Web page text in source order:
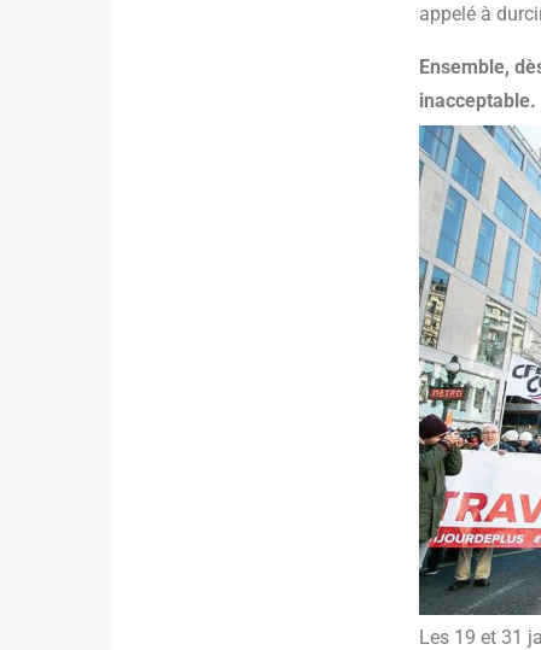
appelé à
Ensemble,
inacceptable.
Les 19 et 31